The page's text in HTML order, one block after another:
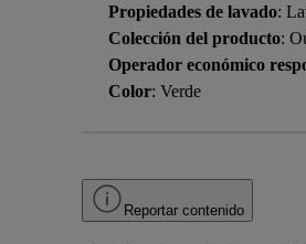
Propiedades de lavado:
Colección del producto:
Operador económico
Color: Verde
Reportar contenido